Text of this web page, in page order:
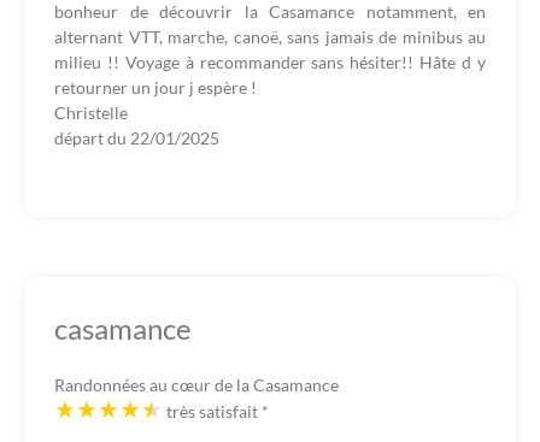
bonheur de découvrir la Casamance notamment, en
alternant VTT, marche, canoë, sans jamais de minibus au
milieu !! Voyage à recommander sans hésiter!! Hâte d y
retourner un jour j espère !
Christelle
départ du 22/01/2025
casamance
Randonnées au cœur de la Casamance
très satisfait *